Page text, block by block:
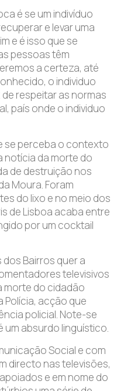
é se um indivíduo
e levar uma
e é isso que se
pessoas têm
a certeza, até
o individuo
respeitar as normas
país onde o individuo
se perceba o contexto
notícia da morte do
de destruição nos
Moura. Foram
do lixo e no meio dos
de Lisboa acaba entre
por um cocktail
Bairros quer a
televisivos
morte do cidadão
acção que
policial. Note-se
um absurdo linguístico.
Social e com
directo nas televisões,
e em nome do